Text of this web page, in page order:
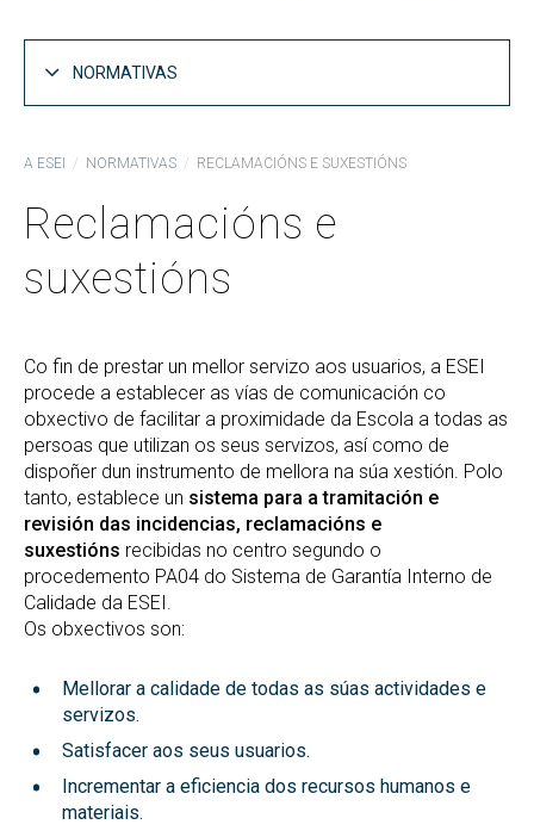
NORMATIVAS
Normativas de prácticas externas curriculares
Normativa de xestión económica
Outras normativas
Regulamento de Réxime Interno
Reclamacións e suxestións
A ESEI NORMATIVAS RECLAMACIÓNS E SUXESTIÓNS
Reclamacións e
suxestións
Co fin de prestar un mellor servizo aos usuarios, a ESEI
procede a establecer as vías de comunicación co
obxectivo de facilitar a proximidade da Escola a todas as
persoas que utilizan os seus servizos, así como de
dispoñer dun instrumento de mellora na súa xestión. Polo
tanto, establece un sistema para a tramitación e
revisión das incidencias, reclamacións e
suxestións recibidas no centro segundo o
procedemento PA04 do Sistema de Garantía Interno de
Calidade da ESEI.
Os obxectivos son:
Mellorar a calidade de todas as súas actividades e
servizos.
Satisfacer aos seus usuarios.
Incrementar a eficiencia dos recursos humanos e
materiais.